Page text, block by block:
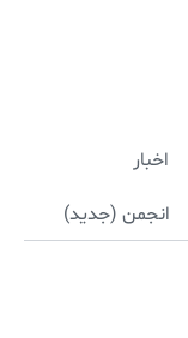
اخبار
انجمن (جدید)